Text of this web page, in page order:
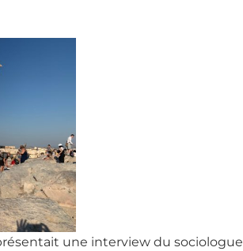
une interview du sociologue